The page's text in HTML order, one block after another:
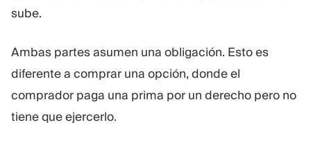
sube.
Ambas partes asumen una obligación. Esto es
diferente a comprar una opción, donde el
comprador paga una prima por un derecho pero no
tiene que ejercerlo.